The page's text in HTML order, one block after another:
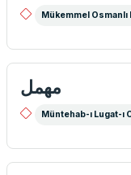
Mükemmel Osmanlı
مهمل
Müntehab-ı Lugat-ı